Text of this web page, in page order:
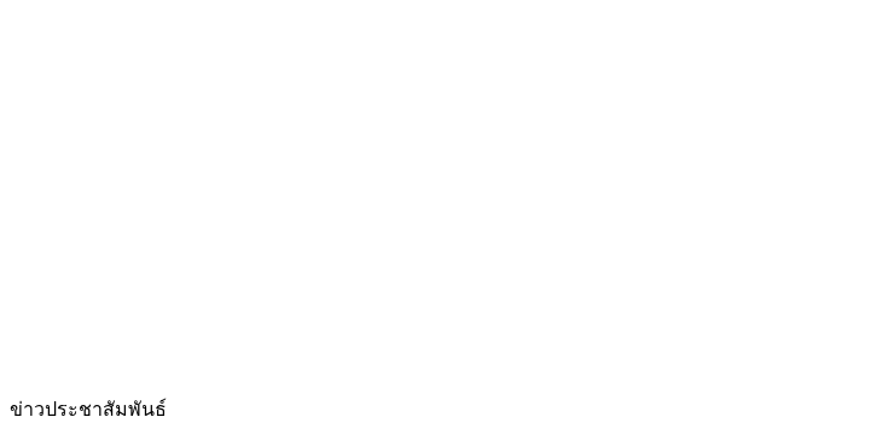
ข่าวประชาสัมพันธ์